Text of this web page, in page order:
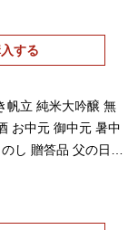
する
帆立 純米大吟醸 無
お中元 御中元 暑中
し 贈答品 父の日